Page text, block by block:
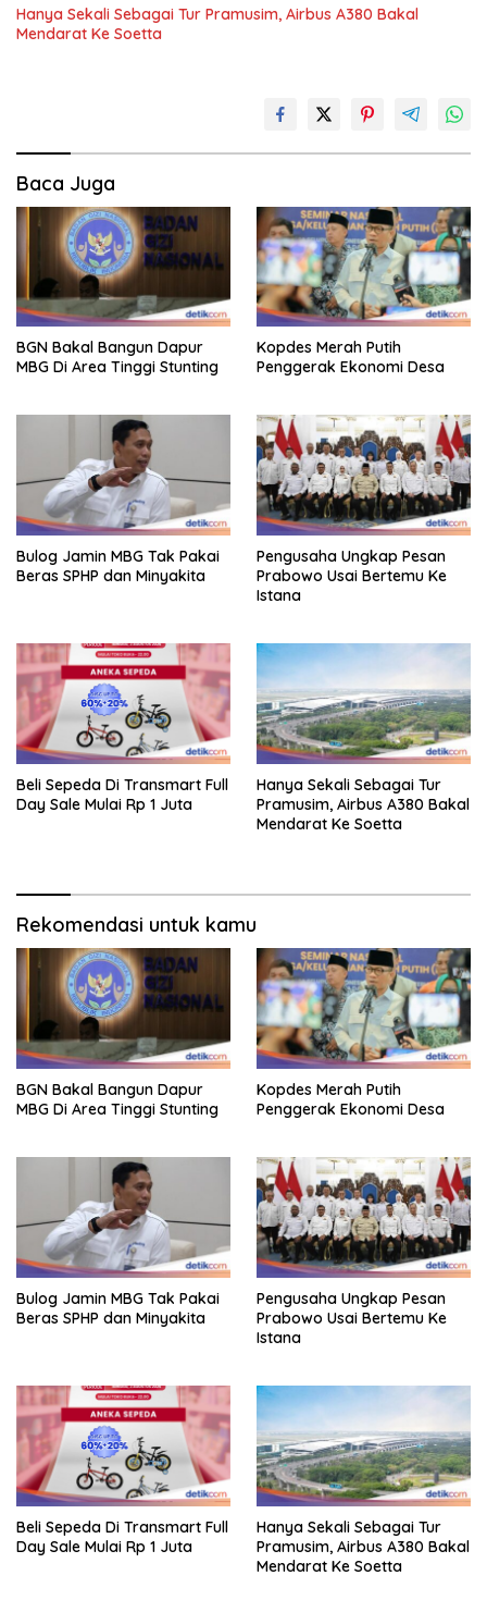
Hanya Sekali Sebagai Tur Pramusim, Airbus A380 Bakal
Mendarat Ke Soetta
Baca Juga
BGN Bakal Bangun Dapur
MBG Di Area Tinggi Stunting
Kopdes Merah Putih
Penggerak Ekonomi Desa
Bulog Jamin MBG Tak Pakai
Beras SPHP dan Minyakita
Pengusaha Ungkap Pesan
Prabowo Usai Bertemu Ke
Istana
Beli Sepeda Di Transmart Full
Day Sale Mulai Rp 1 Juta
Hanya Sekali Sebagai Tur
Pramusim, Airbus A380 Bakal
Mendarat Ke Soetta
Rekomendasi untuk kamu
BGN Bakal Bangun Dapur
MBG Di Area Tinggi Stunting
Kopdes Merah Putih
Penggerak Ekonomi Desa
Bulog Jamin MBG Tak Pakai
Beras SPHP dan Minyakita
Pengusaha Ungkap Pesan
Prabowo Usai Bertemu Ke
Istana
Beli Sepeda Di Transmart Full
Day Sale Mulai Rp 1 Juta
Hanya Sekali Sebagai Tur
Pramusim, Airbus A380 Bakal
Mendarat Ke Soetta